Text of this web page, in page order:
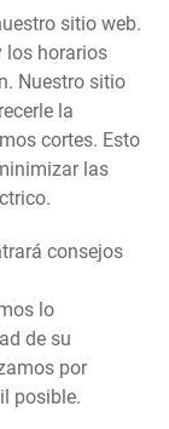
sitio web.
los horarios
Nuestro sitio
la
cortes. Esto
las
consejos
lo
de su
por
posible.